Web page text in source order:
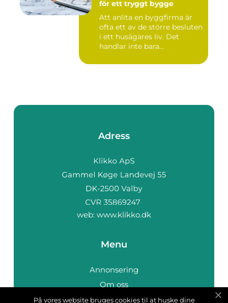
för ett tryggt bygge
Att anlita en byggfirma är
ofta ett av de större besluten
i ett husägares liv. Det
handlar inte bara...
Adress
web: www.klikko.dk
Menu
Annonsering
Om oss
Cookies
På vores website bruges cookies til at huske dine